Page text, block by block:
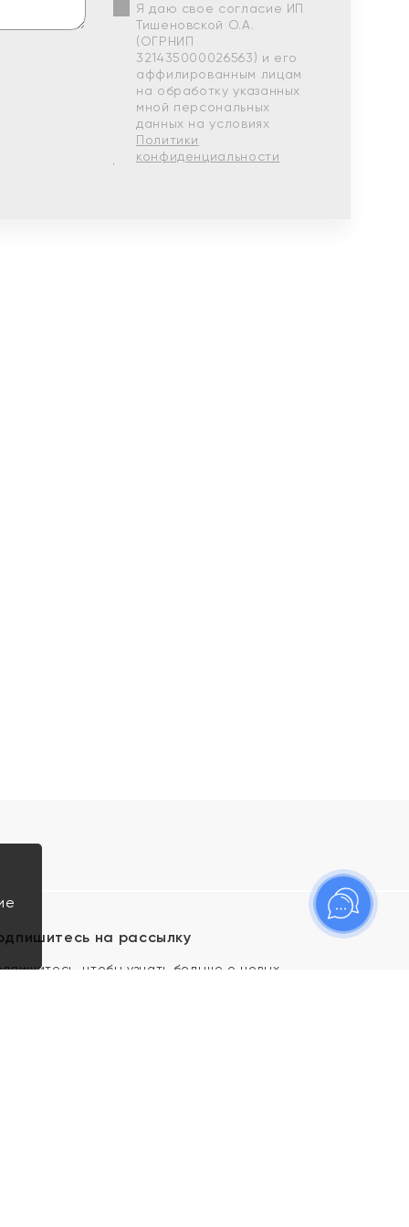
Я даю свое согласие ИП
Тишеновской О.А.
(ОГРНИП
321435000026563) и его
аффилированным лицам
на обработку указанных
мной персональных
данных на условиях
Политики
конфиденциальности
на рассылку
чтобы узнать больше о новых